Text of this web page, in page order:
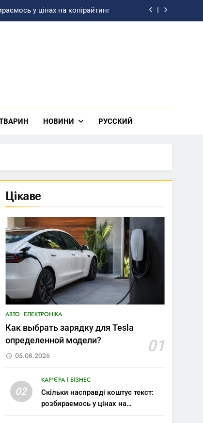
у цінах на копірайтинг
сестрі своїми словами
современные возможности
НОВИНИ РУССКИЙ
Цікаве
АВТО ЕЛЕКТРОНІКА
Как выбрать зарядку для Tesla
определенной модели?
01
05.08.2026
02
КАР'ЄРА І БІЗНЕС
Скільки насправді коштує текст:
розбираємось у цінах на